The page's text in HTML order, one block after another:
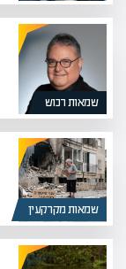
שמאות רכוש
שמאות מקרקעין